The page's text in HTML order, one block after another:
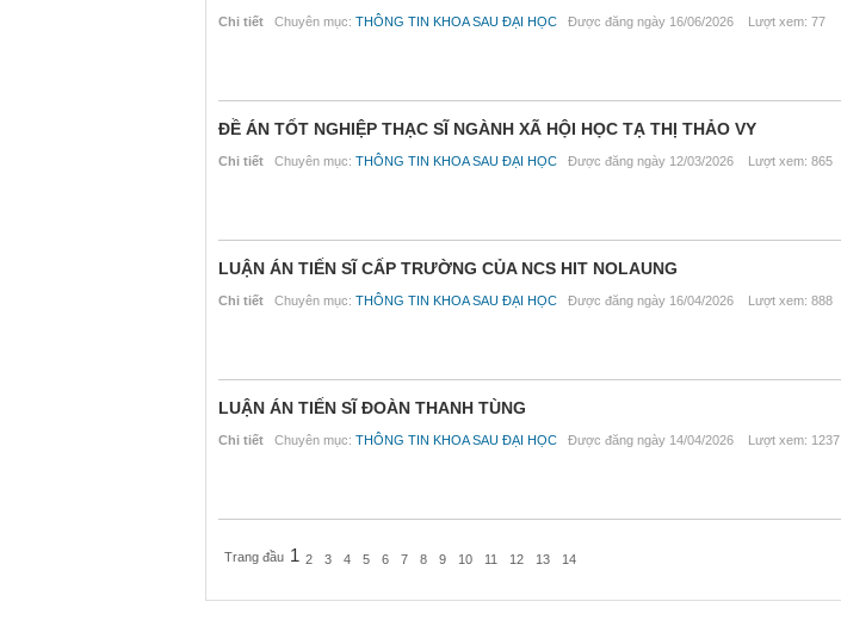
Chi tiết Chuyên mục: THÔNG TIN KHOA SAU ĐẠI HỌC Được đăng ngày 16/06/2026 Lượt xem: 77
ĐỀ ÁN TỐT NGHIỆP THẠC SĨ NGÀNH XÃ HỘI HỌC TẠ THỊ THẢO VY
Chi tiết Chuyên mục: THÔNG TIN KHOA SAU ĐẠI HỌC Được đăng ngày 12/03/2026 Lượt xem: 865
LUẬN ÁN TIẾN SĨ CẤP TRƯỜNG CỦA NCS HIT NOLAUNG
Chi tiết Chuyên mục: THÔNG TIN KHOA SAU ĐẠI HỌC Được đăng ngày 16/04/2026 Lượt xem: 888
LUẬN ÁN TIẾN SĨ ĐOÀN THANH TÙNG
Chi tiết Chuyên mục: THÔNG TIN KHOA SAU ĐẠI HỌC Được đăng ngày 14/04/2026 Lượt xem: 1237
Trang đầu 1 2 3 4 5 6 7 8 9 10 11 12 13 14